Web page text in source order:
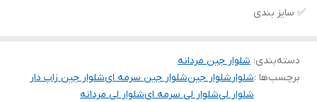
✅ سایز بندی
دسته‌بندی: شلوار جین مردانه
برچسب‌ها :شلوار شلوار جینشلوار جین سرمه ایشلوار جین زاپ دار
شلوار لیشلوار لی سرمه ایشلوار لی مردانه